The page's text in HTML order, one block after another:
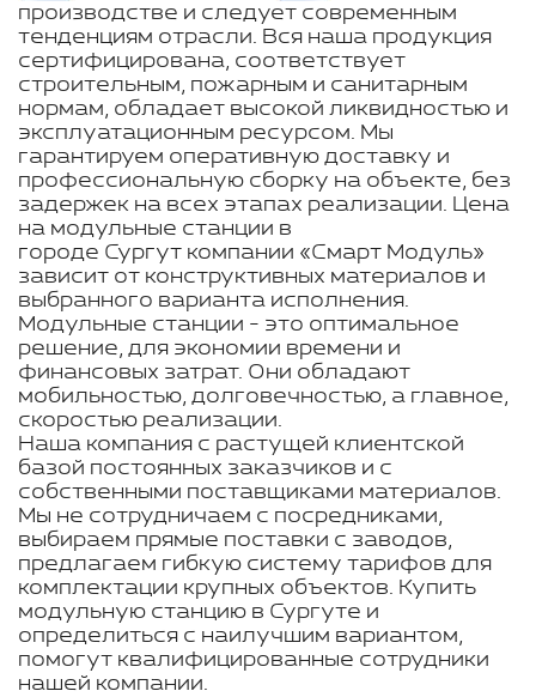
производстве и следует современным
тенденциям отрасли. Вся наша продукция
сертифицирована, соответствует
строительным, пожарным и санитарным
нормам, обладает высокой ликвидностью и
эксплуатационным ресурсом. Мы
гарантируем оперативную доставку и
профессиональную сборку на объекте, без
задержек на всех этапах реализации. Цена
на модульные станции в
городе Сургут компании «Смарт Модуль»
зависит от конструктивных материалов и
выбранного варианта исполнения.
Модульные станции - это оптимальное
решение, для экономии времени и
финансовых затрат. Они обладают
мобильностью, долговечностью, а главное,
скоростью реализации.
Наша компания с растущей клиентской
базой постоянных заказчиков и с
собственными поставщиками материалов.
Мы не сотрудничаем с посредниками,
выбираем прямые поставки с заводов,
предлагаем гибкую систему тарифов для
комплектации крупных объектов. Купить
модульную станцию в Сургуте и
определиться с наилучшим вариантом,
помогут квалифицированные сотрудники
нашей компании.